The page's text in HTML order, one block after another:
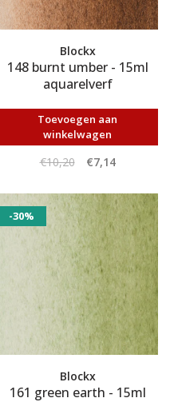
Blockx
148 burnt umber - 15ml
aquarelverf
Toevoegen aan
winkelwagen
€10,20 €7,14
-30%
Blockx
161 green earth - 15ml